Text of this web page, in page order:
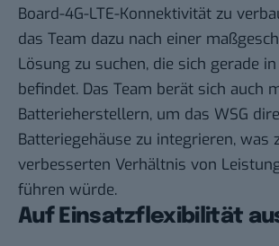
Board-4G-LTE-Konnektivität zu
das Team dazu nach einer
Lösung zu suchen, die sich gerade in
befindet. Das Team berät sich auch
Batterieherstellern, um das WSG
Batteriegehäuse zu integrieren, was
verbesserten Verhältnis von
führen würde.
Auf Einsatzflexibilität